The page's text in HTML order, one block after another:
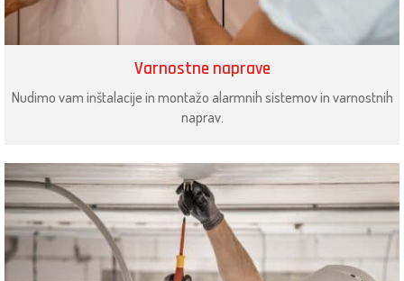
Varnostne naprave
Nudimo vam inštalacije in montažo alarmnih sistemov in varnostnih
naprav.